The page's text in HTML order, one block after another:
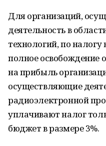
Для организаций,
деятельность в
технологий, по
полное освобождение
на прибыль
осуществляющие
радиоэлектронной
уплачивают налог
бюджет в размере 3%.